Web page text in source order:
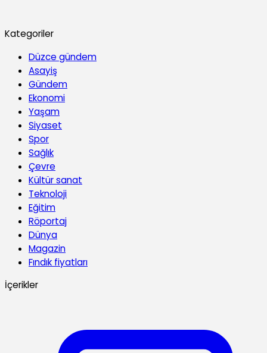
Kategoriler
Düzce gündem
Asayiş
Gündem
Ekonomi
Yaşam
Siyaset
Spor
Sağlık
Çevre
Kültür sanat
Teknoloji
Eğitim
Röportaj
Dünya
Magazin
Fındık fiyatları
İçerikler